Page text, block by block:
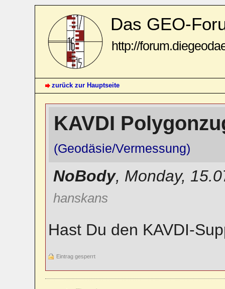
Das GEO-
http://
zurück zur Hauptseite
KAVDI
(Geodäsie/Vermessung)
NoBody, Monday,
hanskans
Hast Du den KAVDI-
Eintrag gesperrt